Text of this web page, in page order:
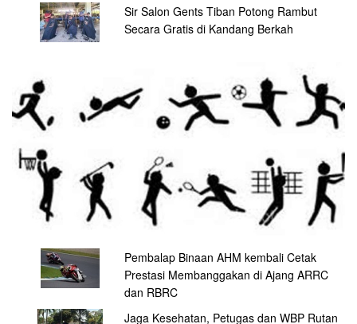
Sir Salon Gents Tiban Potong Rambut
Secara Gratis di Kandang Berkah
Pembalap Binaan AHM kembali Cetak
Prestasi Membanggakan di Ajang ARRC
dan RBRC
Jaga Kesehatan, Petugas dan WBP Rutan